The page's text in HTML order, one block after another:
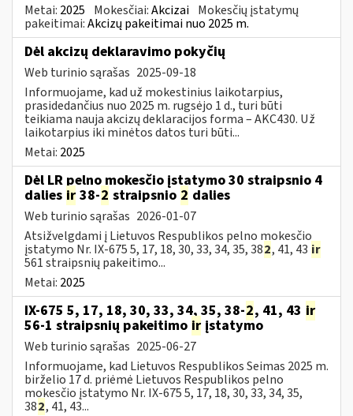
Metai: 2025 Mokesčiai:Akcizai Mokesčių įstatymų
pakeitimai:Akcizų pakeitimai nuo 2025 m.
​​​​​​​Dėl akcizų deklaravimo pokyčių
Web turinio sąrašas 2025-09-18
Informuojame, kad už mokestinius laikotarpius,
prasidedančius nuo 2025 m. rugsėjo 1 d., turi būti
teikiama nauja akcizų deklaracijos forma – AKC430. Už
laikotarpius iki minėtos datos turi būti...
Metai: 2025
Dėl LR pelno mokesčio įstatymo 30 straipsnio 4
dalies ir 38-2 straipsnio 2 dalies
Web turinio sąrašas 2026-01-07
Atsižvelgdami į Lietuvos Respublikos pelno mokesčio
įstatymo Nr. IX-675 5, 17, 18, 30, 33, 34, 35, 382, 41, 43 ir
561 straipsnių pakeitimo...
Metai: 2025
IX-675 5, 17, 18, 30, 33, 34, 35, 38-2, 41, 43 ir
56-1 straipsnių pakeitimo ir įstatymo
Web turinio sąrašas 2025-06-27
Informuojame, kad Lietuvos Respublikos Seimas 2025 m.
birželio 17 d. priėmė Lietuvos Respublikos pelno
mokesčio įstatymo Nr. IX-675 5, 17, 18, 30, 33, 34, 35,
382, 41, 43...